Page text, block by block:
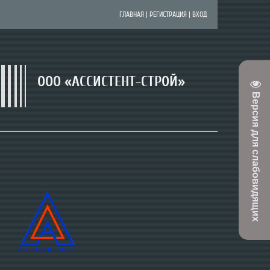
Версия для слабовидящих
ГЛАВНАЯ РЕГИСТРАЦИЯ ВХОД
ООО «АССИСТЕНТ-СТРОЙ»